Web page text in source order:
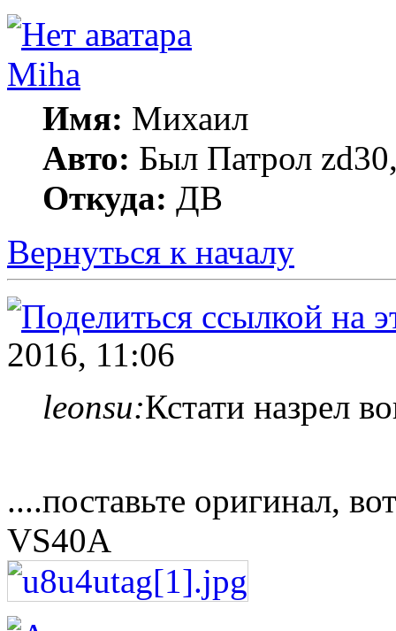
Miha
Имя: Михаил
Авто: Был Патрол
Откуда: ДВ
Вернуться к началу
2016, 11:06
leonsu:Кстати назрел
....поставьте оригинал,
VS40A